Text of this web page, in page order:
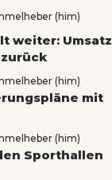
(him)
weiter: Umsatz
(him)
mit
(him)
Sporthallen